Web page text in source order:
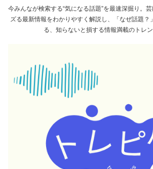
今みんなが検索する“気になる話題”を最速深掘り。
ズる最新情報をわかりやすく解説し、「なぜ話題？
る、知らないと損する情報満載のトレン